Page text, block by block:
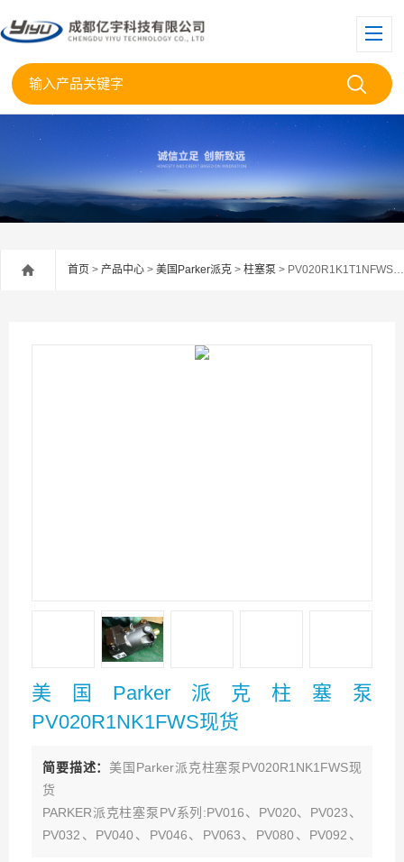
首页 > 产品中心 > 美国Parker派克 > 柱塞泵 > PV020R1K1T1NFWS美国Parker派克柱塞泵PV020R1NK1FWS现货
美国Parker派克柱塞泵
PV020R1NK1FWS现货
简要描述：美国Parker派克柱塞泵PV020R1NK1FWS现
货
PARKER派克柱塞泵PV系列:PV016、PV020、PV023、
PV032、PV040、PV046、PV063、PV080、PV092、